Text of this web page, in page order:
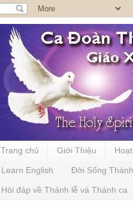
Trang chủ Giới Thiệu
Learn English Đời Sống
Hỏi đáp về Thánh lễ và Thánh ca